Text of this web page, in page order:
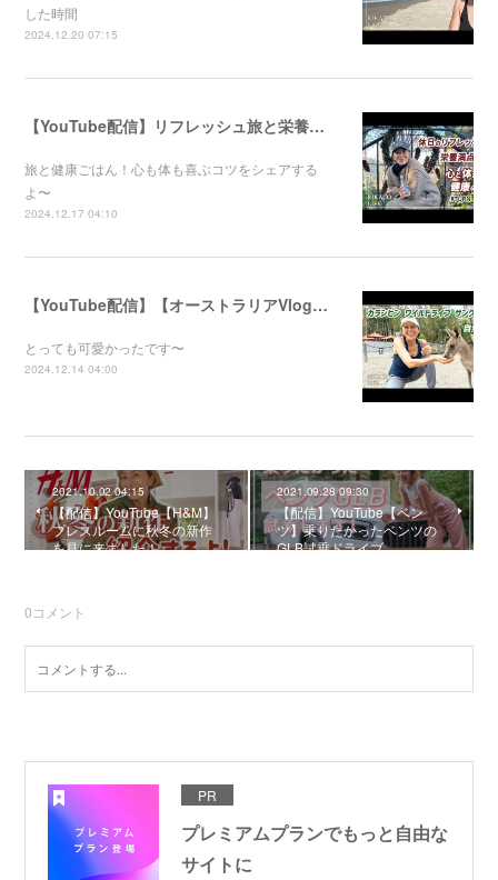
した時間
2024.12.20 07:15
【YouTube配信】リフレッシュ旅と栄養満点ごはん！心と体が喜ぶ健康のコツ
旅と健康ごはん！心も体も喜ぶコツをシェアする
よ〜
2024.12.17 04:10
【YouTube配信】【オーストラリアVlog】自然公園で動物たちと触れ合ってきました〜
とっても可愛かったです〜
2024.12.14 04:00
2021.10.02 04:15
【配信】YouTube【H&M】
プレスルームに秋冬の新作
を見に来ました！
2021.09.28 09:30
【配信】YouTube【ベン
ツ】乗りたかったベンツの
GLB試乗ドライブ
0コメント
PR
プレミアムプランでもっと自由な
サイトに